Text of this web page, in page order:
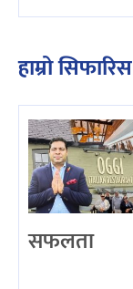
हाम्रो सिफारिस
सफलता